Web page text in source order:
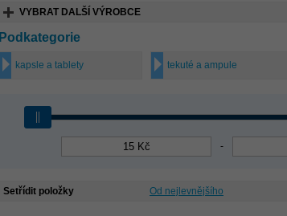
VYBRAT DALŠÍ VÝROBCE
Podkategorie
kapsle a tablety tekuté a ampule
-
Setřídit položky Od nejlevnějšího